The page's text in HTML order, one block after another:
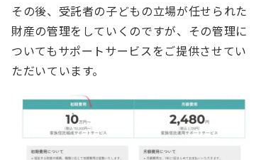
その後、受託者の子どもの立場が任せられた
財産の管理をしていくのですが、その管理に
ついてもサポートサービスをご提供させてい
ただいています。